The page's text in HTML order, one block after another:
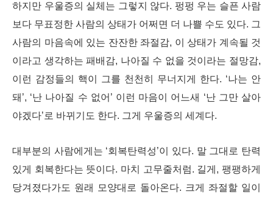
하지만 우울증의 실체는 그렇지 않다. 펑펑 우는 슬픈 사람
보다 무표정한 사람의 상태가 어쩌면 더 나쁠 수도 있다. 그
사람의 마음속에 있는 잔잔한 좌절감, 이 상태가 계속될 것
이라고 생각하는 패배감, 나아질 수 없을 것이라는 절망감,
이런 감정들의 핵이 그를 천천히 무너지게 한다. ‘나는 안
돼’, ‘난 나아질 수 없어’ 이런 마음이 어느새 ‘난 그만 살아
야겠다’로 바뀌기도 한다. 그게 우울증의 세계다.
대부분의 사람에게는 ‘회복탄력성’이 있다. 말 그대로 탄력
있게 회복한다는 뜻이다. 마치 고무줄처럼. 길게, 팽팽하게
당겨졌다가도 원래 모양대로 돌아온다. 크게 좌절할 일이